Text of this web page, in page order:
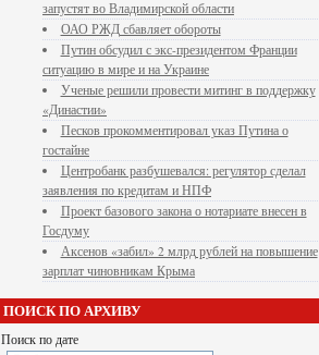
запустят во Владимирской области
ОАО РЖД сбавляет обороты
Путин обсудил с экс-президентом Франции
ситуацию в мире и на Украине
Ученые решили провести митинг в поддержку
«Династии»
Песков прокомментировал указ Путина о
гостайне
Центробанк разбушевался: регулятор сделал
заявления по кредитам и НПФ
Проект базового закона о нотариате внесен в
Госдуму
Аксенов «забил» 2 млрд рублей на повышение
зарплат чиновникам Крыма
ПОИСК ПО АРХИВУ
Поиск по дате